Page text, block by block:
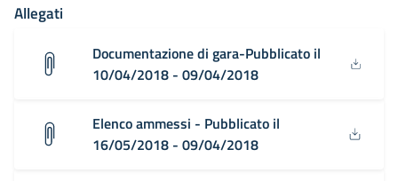
Allegati
Documentazione di gara-Pubblicato il
10/04/2018 - 09/04/2018
Elenco ammessi - Pubblicato il
16/05/2018 - 09/04/2018